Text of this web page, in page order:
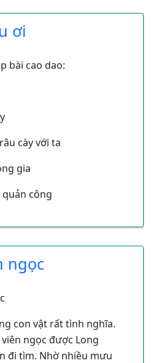
từ nào là tên riêng?
vật.
ơi
bài cao dao:
cày với ta
gia
quản công
đồng trâu ăn.
ngọc
con vật rất tình nghĩa.
ngọc được Long
đi tìm. Nhờ nhiều mưu